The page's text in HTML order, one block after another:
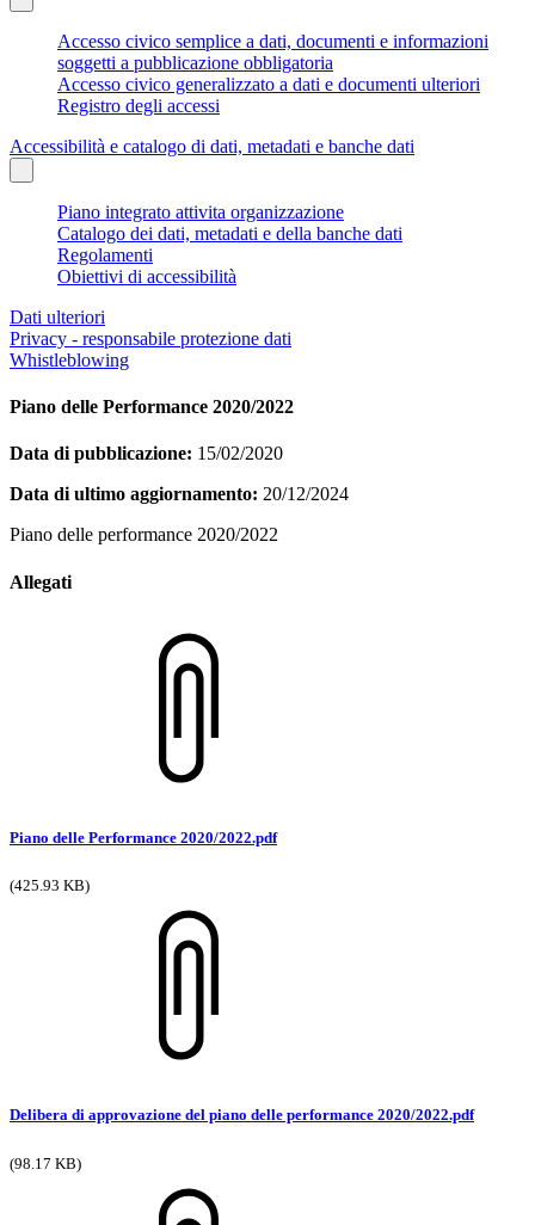
Accesso civico semplice a dati, documenti e informazioni
soggetti a pubblicazione obbligatoria
Accesso civico generalizzato a dati e documenti ulteriori
Registro degli accessi
Accessibilità e catalogo di dati, metadati e banche dati
Piano integrato attivita organizzazione
Catalogo dei dati, metadati e della banche dati
Regolamenti
Obiettivi di accessibilità
Dati ulteriori
Privacy - responsabile protezione dati
Whistleblowing
Piano delle Performance 2020/2022
Data di pubblicazione: 15/02/2020
Data di ultimo aggiornamento: 20/12/2024
Piano delle performance 2020/2022
Allegati
Piano delle Performance 2020/2022.pdf
(425.93 KB)
Delibera di approvazione del piano delle performance 2020/2022.pdf
(98.17 KB)